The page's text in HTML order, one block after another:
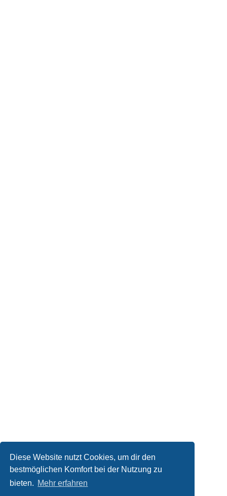
Diese Website nutzt Cookies, um dir den
bestmöglichen Komfort bei der Nutzung zu
bieten. Mehr erfahren